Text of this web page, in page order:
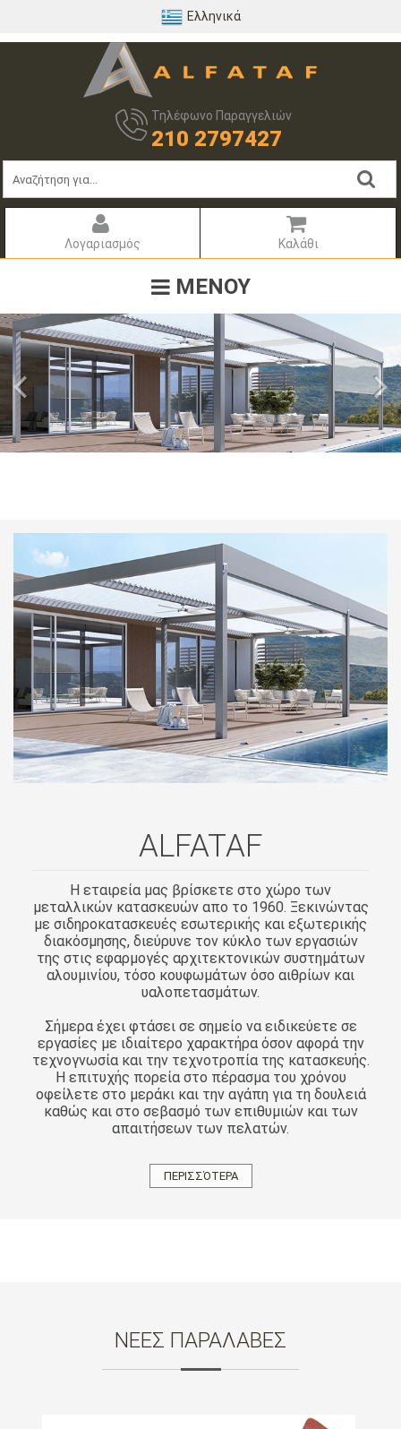
Ελληνικά
Τηλέφωνο Παραγγελιών
210 2797427
Λογαριασμός Καλάθι
ΜΕΝΟΥ
ALFATAF
Η εταιρεία μας βρίσκετε στο χώρο των
μεταλλικών κατασκευών απο το 1960. Ξεκινώντας
με σιδηροκατασκευές εσωτερικής και εξωτερικής
διακόσμησης, διεύρυνε τον κύκλο των εργασιών
της στις εφαρμογές αρχιτεκτονικών συστημάτων
αλουμινίου, τόσο κουφωμάτων όσο αιθρίων και
υαλοπετασμάτων.
Σήμερα έχει φτάσει σε σημείο να ειδικεύετε σε
εργασίες με ιδιαίτερο χαρακτήρα όσον αφορά την
τεχνογνωσία και την τεχνοτροπία της κατασκευής.
Η επιτυχής πορεία στο πέρασμα του χρόνου
οφείλετε στο μεράκι και την αγάπη για τη δουλειά
καθώς και στο σεβασμό των επιθυμιών και των
απαιτήσεων των πελατών.
ΠΕΡΙΣΣΌΤΕΡΑ
ΝΕΕΣ ΠΑΡΑΛΑΒΕΣ